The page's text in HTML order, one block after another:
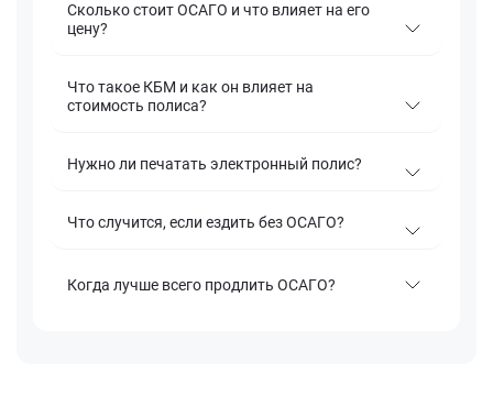
Сколько стоит ОСАГО и что влияет на его
цену?
Что такое КБМ и как он влияет на
стоимость полиса?
Нужно ли печатать электронный полис?
Что случится, если ездить без ОСАГО?
Когда лучше всего продлить ОСАГО?